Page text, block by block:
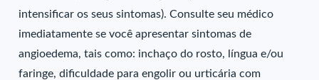
intensificar os seus sintomas). Consulte seu médico
imediatamente se você apresentar sintomas de
angioedema, tais como: inchaço do rosto, língua e/ou
faringe, dificuldade para engolir ou urticária com